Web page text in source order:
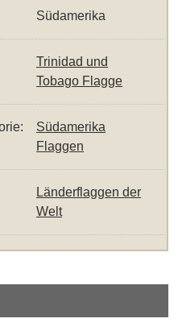
Südamerika
Trinidad und
Tobago Flagge
Südamerika
Flaggen
Länderflaggen der
Welt